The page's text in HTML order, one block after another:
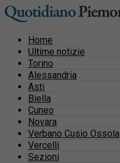
Home
Ultime notizie
Torino
Alessandria
Asti
Biella
Cuneo
Novara
Verbano Cusio Ossola
Vercelli
Sezioni